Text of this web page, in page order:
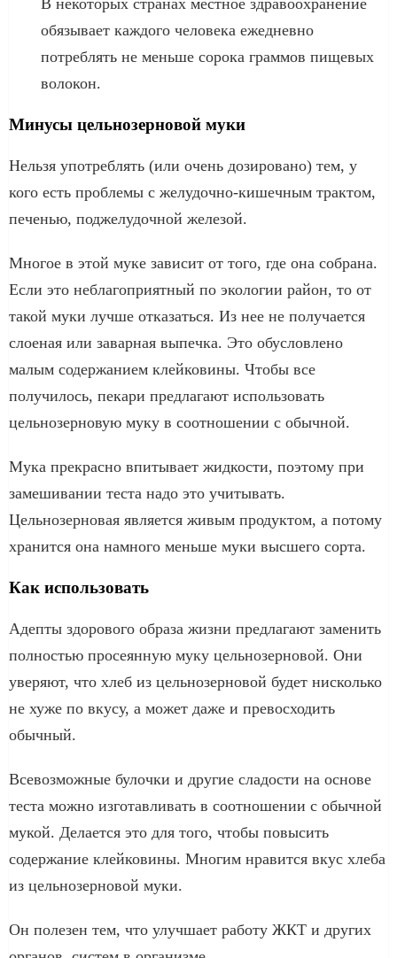
В некоторых странах местное здравоохранение
обязывает каждого человека ежедневно
потреблять не меньше сорока граммов пищевых
волокон.
Минусы цельнозерновой муки
Нельзя употреблять (или очень дозировано) тем, у
кого есть проблемы с желудочно-кишечным трактом,
печенью, поджелудочной железой.
Многое в этой муке зависит от того, где она собрана.
Если это неблагоприятный по экологии район, то от
такой муки лучше отказаться. Из нее не получается
слоеная или заварная выпечка. Это обусловлено
малым содержанием клейковины. Чтобы все
получилось, пекари предлагают использовать
цельнозерновую муку в соотношении с обычной.
Мука прекрасно впитывает жидкости, поэтому при
замешивании теста надо это учитывать.
Цельнозерновая является живым продуктом, а потому
хранится она намного меньше муки высшего сорта.
Как использовать
Адепты здорового образа жизни предлагают заменить
полностью просеянную муку цельнозерновой. Они
уверяют, что хлеб из цельнозерновой будет нисколько
не хуже по вкусу, а может даже и превосходить
обычный.
Всевозможные булочки и другие сладости на основе
теста можно изготавливать в соотношении с обычной
мукой. Делается это для того, чтобы повысить
содержание клейковины. Многим нравится вкус хлеба
из цельнозерновой муки.
Он полезен тем, что улучшает работу ЖКТ и других